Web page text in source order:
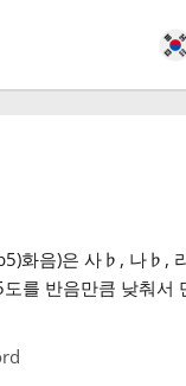
화음)은 사♭ , 나♭ ,
를 반음만큼 낮춰서